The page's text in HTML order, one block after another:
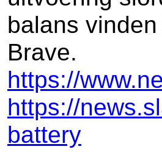
balans
Brave.
https://
https://
battery